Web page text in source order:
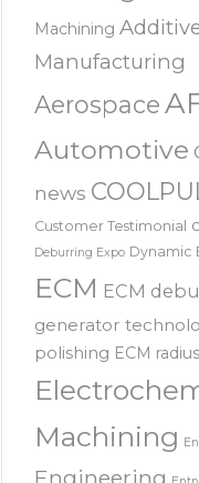
易趋宏 (EXTRUDE
HOLZGUNZ- 德 国
易趋宏 (EXTRUDE
易趋宏 (EXTRUDE
SRL – 意大利
Printing
Machining Additive
Manufacturing
Aerospace
Automotive
news
Customer Testimonial
Deburring Expo Dynamic
ECM ECM
generator
polishing ECM
Machining